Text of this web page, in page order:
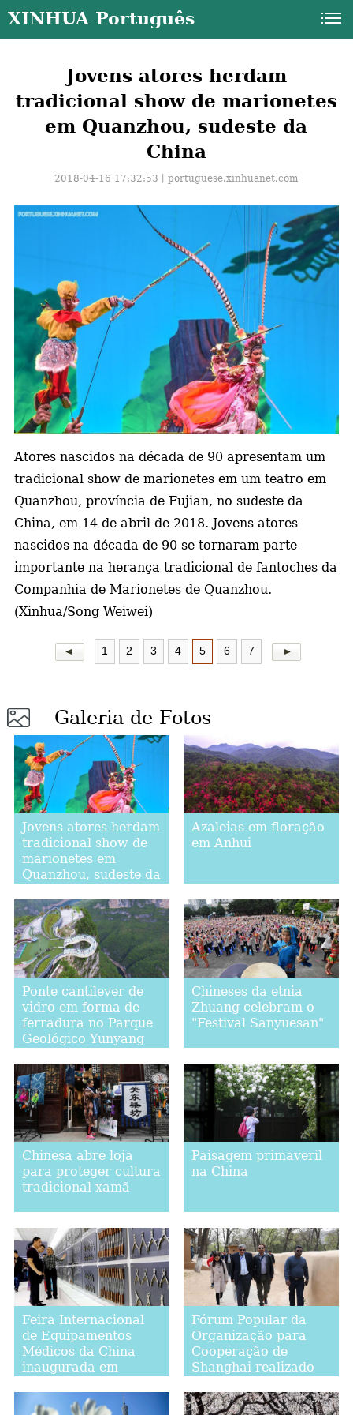
XINHUA Português
Jovens atores herdam
tradicional show de marionetes
em Quanzhou, sudeste da
China
2018-04-16 17:32:53丨portuguese.xinhuanet.com
Atores nascidos na década de 90 apresentam um
tradicional show de marionetes em um teatro em
Quanzhou, província de Fujian, no sudeste da
China, em 14 de abril de 2018. Jovens atores
nascidos na década de 90 se tornaram parte
importante na herança tradicional de fantoches da
Companhia de Marionetes de Quanzhou.
(Xinhua/Song Weiwei)
1 2 3 4 5 6 7
Galeria de Fotos
Jovens atores herdam
tradicional show de
marionetes em
Quanzhou, sudeste da
Azaleias em floração
em Anhui
Ponte cantilever de
vidro em forma de
ferradura no Parque
Geológico Yunyang
Chongqing
Chineses da etnia
Zhuang celebram o
"Festival Sanyuesan"
Chinesa abre loja
para proteger cultura
tradicional xamã
Paisagem primaveril
na China
Feira Internacional
de Equipamentos
Médicos da China
inaugurada em
Fórum Popular da
Organização para
Cooperação de
Shanghai realizado